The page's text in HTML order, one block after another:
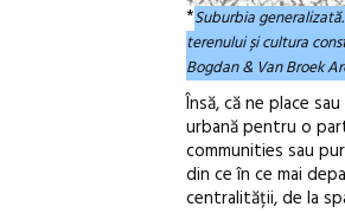
*Suburbia
terenului și cultura
Bogdan & Van Broek
Însă, că ne place
urbană pentru o
communities sau
din ce în ce mai
centralității, de la